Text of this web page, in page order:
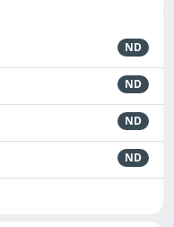
ND
ND
ND
ND